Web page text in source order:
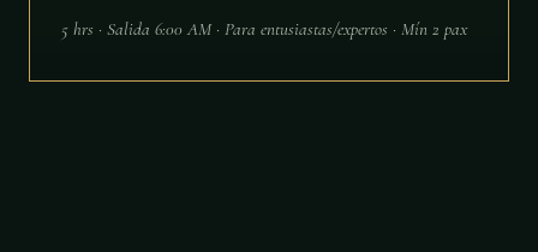
5 hrs · Salida 6:00 AM · Para entusiastas/expertos · Mín 2 pax